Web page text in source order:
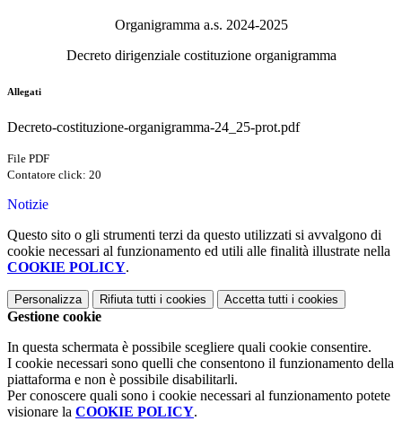
Organigramma a.s. 2024-2025
Decreto dirigenziale costituzione organigramma
Allegati
Decreto-costituzione-organigramma-24_25-prot.pdf
File PDF
Contatore click: 20
Notizie
Questo sito o gli strumenti terzi da questo utilizzati si avvalgono di
cookie necessari al funzionamento ed utili alle finalità illustrate nella
COOKIE POLICY.
Personalizza Rifiuta tutti i cookies Accetta tutti i cookies
Gestione cookie
In questa schermata è possibile scegliere quali cookie consentire.
I cookie necessari sono quelli che consentono il funzionamento della
piattaforma e non è possibile disabilitarli.
Per conoscere quali sono i cookie necessari al funzionamento potete
visionare la COOKIE POLICY.